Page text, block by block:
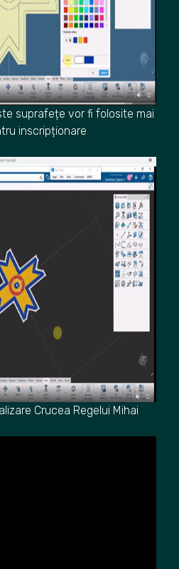
suprafețe vor fi folosite mai
inscripționare
Crucea Regelui Mihai